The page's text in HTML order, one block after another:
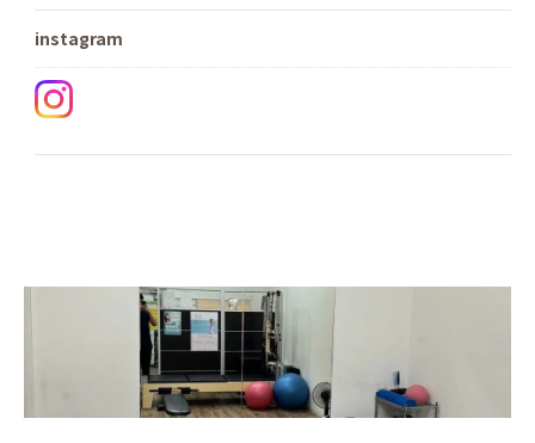
instagram